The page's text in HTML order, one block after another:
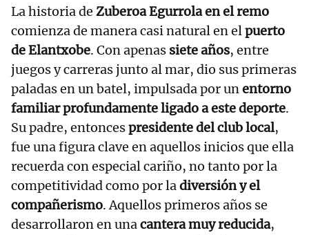
La historia de Zuberoa Egurrola en el remo
comienza de manera casi natural en elpuerto
de Elantxobe. Con apenas siete años, entre
juegos y carreras junto al mar, dio sus primeras
paladas en un batel, impulsada por unentorno
familiar profundamente ligado a este deporte.
Su padre, entoncespresidente del club local,
fue una figura clave en aquellos inicios que ella
recuerda con especial cariño, no tanto por la
competitividad como por ladiversión y el
compañerismo. Aquellos primeros años se
desarrollaron en unacantera muy reducida,